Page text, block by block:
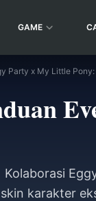
GAME
Party x My Little
Kolaborasi
skin karakter